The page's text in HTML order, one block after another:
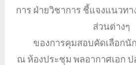
การ ฝ่ายวิชาการ ชี้แจงแนวท
ส่วนต่างๆ
ของการคุมสอบคัดเลือกนั
ณ ห้องประชุม พลอากาศเอก